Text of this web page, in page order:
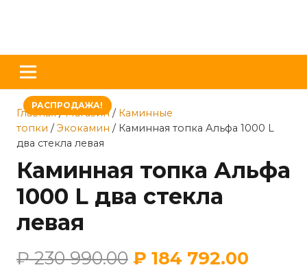
РАСПРОДАЖА!
Главная/Магазин/ Каминные
топки /Экокамин / Каминная топка Альфа 1000 L
два стекла левая
Каминная топка Альфа
1000 L два стекла
левая
₽230 990.00 ₽ 184 792.00